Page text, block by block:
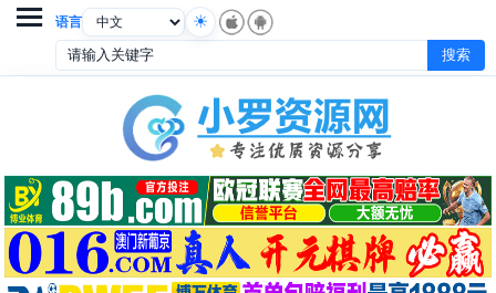
语言
